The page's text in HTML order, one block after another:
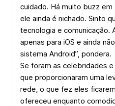
cuidado. Há muito buzz
ele ainda é nichado. Sinto
tecnologia e comunicação.
apenas para iOS e ainda
sistema Android”, pondera.
Se foram as celebridades
que proporcionaram uma
rede, o que fez eles
ofereceu enquanto